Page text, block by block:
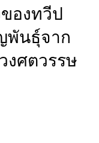
องทวีป
พันธุ์จาก
งศตวรรษ